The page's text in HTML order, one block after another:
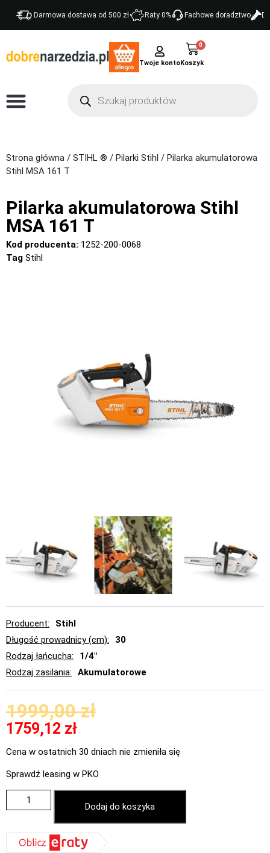
Darmowa dostawa od 500 zł Raty 0% Fachowe doradztwo
Twoje konto
0
Strona główna / STIHL ® / Pilarki Stihl / Pilarka akumulatorowa
Stihl MSA 161 T
Pilarka akumulatorowa Stihl
MSA 161 T
Kod producenta: 1252-200-0068
Tag Stihl
Producent
Stihl
Długość prowadnicy (cm)
30
Rodzaj łańcucha
1/4"
Rodzaj zasilania
Akumulatorowe
1999,00zł
1759,12 zł
Cena w ostatnich 30 dniach nie zmieniła się
Sprawdź leasing w PKO
Dodaj do koszyka